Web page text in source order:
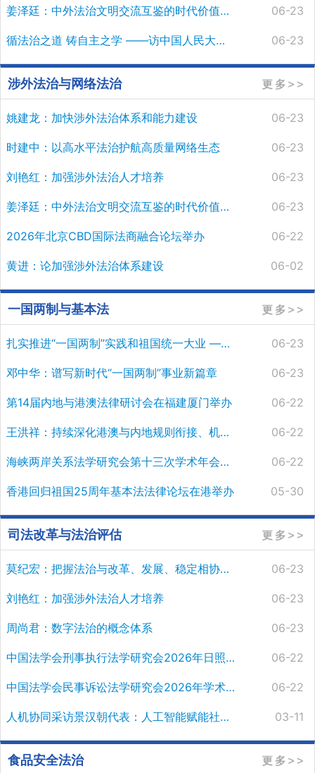
姜泽廷：中外法治文明交流互鉴的时代价值与实践路径 06-23
循法治之道 铸自主之学 ——访中国人民大学校长马怀德 06-23
涉外法治与网络法治
姚建龙：加快涉外法治体系和能力建设 06-23
时建中：以高水平法治护航高质量网络生态 06-23
刘艳红：加强涉外法治人才培养 06-23
姜泽廷：中外法治文明交流互鉴的时代价值与实践路径 06-23
2026年北京CBD国际法商融合论坛举办 06-22
黄进：论加强涉外法治体系建设 06-02
一国两制与基本法
扎实推进“一国两制”实践和祖国统一大业 ——深入学习《习近平谈治国理政》第五卷 06-23
邓中华：谱写新时代“一国两制”事业新篇章 06-23
第14届内地与港澳法律研讨会在福建厦门举办 06-22
王洪祥：持续深化港澳与内地规则衔接、机制对接 06-22
海峡两岸关系法学研究会第十三次学术年会在陕西西安召开 06-22
香港回归祖国25周年基本法法律论坛在港举办 05-30
司法改革与法治评估
莫纪宏：把握法治与改革、发展、稳定相协同的内在逻辑 06-23
刘艳红：加强涉外法治人才培养 06-23
周尚君：数字法治的概念体系 06-23
​中国法学会刑事执行法学研究会2026年日照专题研讨会召开 06-22
中国法学会民事诉讼法学研究会2026年学术年会召开 景汉朝出席并讲话 06-22
人机协同采访景汉朝代表：人工智能赋能社会治理 03-11
食品安全法治